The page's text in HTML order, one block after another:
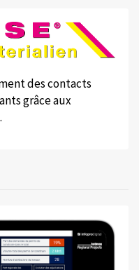
des contacts
grâce aux